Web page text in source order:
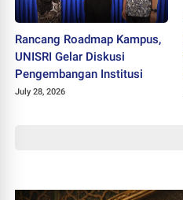
Rancang Roadmap Kampus,
UNISRI Gelar Diskusi
Pengembangan Institusi
July 28, 2026